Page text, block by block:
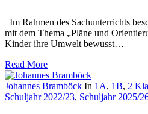
Im Rahmen des Sachunterrichts
mit dem Thema „Pläne und
Kinder ihre Umwelt bewusst…
Read More
Johannes Bramböck In 1A, 1B, 2
Schuljahr 2022/23, Schuljahr 2025/